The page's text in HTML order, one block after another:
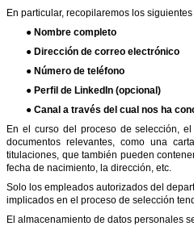
En particular, recopilaremos los
● Nombre completo
● Dirección de correo electrónico
● Número de teléfono
● Perfil de LinkedIn (opcional)
● Canal a través del cual nos ha
En el curso del proceso de selección,
documentos relevantes, como una
titulaciones, que también pueden
fecha de nacimiento, la dirección, etc.
Solo los empleados autorizados del
implicados en el proceso de selección
El almacenamiento de datos personales